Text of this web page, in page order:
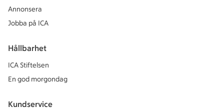
Annonsera
Jobba på ICA
Hållbarhet
ICA Stiftelsen
En god morgondag
Kundservice